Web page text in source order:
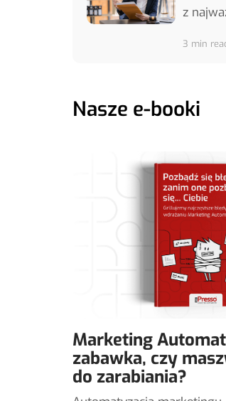
z
3 min
Nasze e-booki
Marketing
zabawka, czy
do zarabiania?